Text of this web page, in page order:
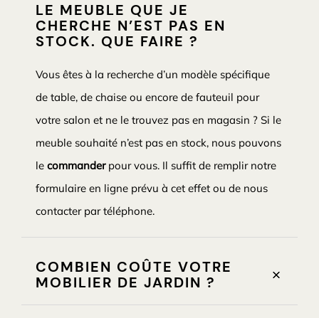
LE MEUBLE QUE JE
CHERCHE N’EST PAS EN
STOCK. QUE FAIRE ?
Vous êtes à la recherche d’un modèle spécifique
de table, de chaise ou encore de fauteuil pour
votre salon et ne le trouvez pas en magasin ? Si le
meuble souhaité n’est pas en stock, nous pouvons
le commanderpour vous. Il suffit de remplir notre
formulaire en ligne prévu à cet effet ou de nous
contacter par téléphone.
COMBIEN COÛTE VOTRE
MOBILIER DE JARDIN ?